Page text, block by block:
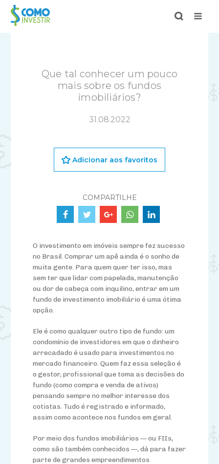
Que tal conhecer um pouco
mais sobre os fundos
imobiliários?
31.08.2022
Adicionar aos favoritos
COMPARTILHE
O investimento em imóveis sempre fez sucesso
no Brasil. Comprar um apê ainda é o sonho de
muita gente. Para quem quer ter isso, mas
sem ter que lidar com papelada, manutenção
ou dor de cabeça com inquilino, entrar em um
fundo de investimento imobiliário é uma ótima
opção.
Ele é como qualquer outro tipo de fundo: um
condomínio de investidores em que o dinheiro
arrecadado é usado para investimentos no
mercado financeiro. Quem faz essa seleção é
o gestor, profissional que toma as decisões do
fundo (como compra e venda de ativos)
pensando sempre no melhor interesse dos
cotistas. Tudo é registrado e informado,
assim como acontece nos fundos em geral.
Por meio dos fundos imobiliários — ou FIIs,
como são também conhecidos —, dá para fazer
parte de grandes empreendimentos